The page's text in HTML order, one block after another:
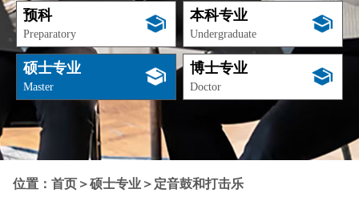
预科
Preparatory
本科专业
Undergraduate
硕士专业
Master
博士专业
Doctor
位置： 首页 ＞硕士专业 ＞ 定音鼓和打击乐